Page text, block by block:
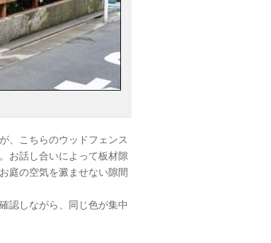
、こちらのウッドフェンス
お話し合いによって板材隙
庭の空気を澱ませない隙間
認しながら、同じ色が集中